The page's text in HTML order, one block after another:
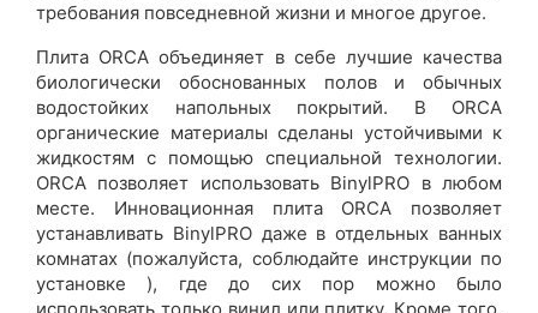
требования повседневной жизни и многое другое.
Плита ORCA объединяет в себе лучшие качества
биологически обоснованных полов и обычных
водостойких напольных покрытий. В ORCA
органические материалы сделаны устойчивыми к
жидкостям с помощью специальной технологии.
ORCA позволяет использовать BinylPRO в любом
месте. Инновационная плита ORCA позволяет
устанавливать BinylPRO даже в отдельных ванных
комнатах (пожалуйста, соблюдайте инструкции по
установке ), где до сих пор можно было